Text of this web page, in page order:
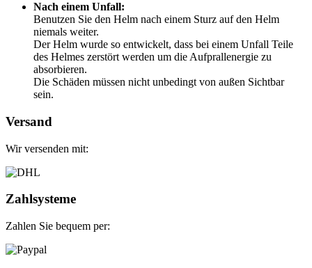
Nach einem Unfall:
Benutzen Sie den Helm nach einem Sturz auf den Helm
niemals weiter.
Der Helm wurde so entwickelt, dass bei einem Unfall Teile
des Helmes zerstört werden um die Aufprallenergie zu
absorbieren.
Die Schäden müssen nicht unbedingt von außen Sichtbar
sein.
Versand
Wir versenden mit:
Zahlsysteme
Zahlen Sie bequem per: